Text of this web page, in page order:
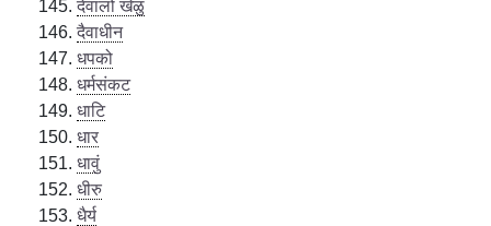
देवालो खेळु
दैवाधीन
धपको
धर्मसंकट
धाटि
धार
धावुं
धीरु
धैर्य